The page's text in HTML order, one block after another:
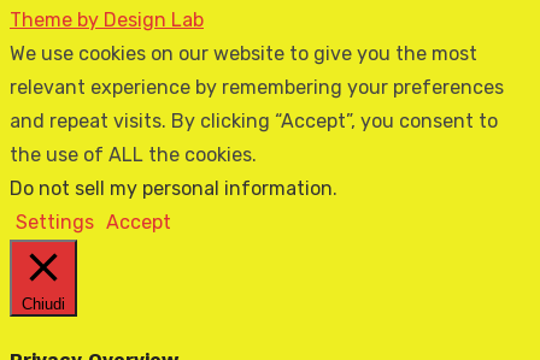
Theme by Design Lab
We use cookies on our website to give you the most
relevant experience by remembering your preferences
and repeat visits. By clicking “Accept”, you consent to
the use of ALL the cookies.
Do not sell my personal information.
Settings Accept
Chiudi